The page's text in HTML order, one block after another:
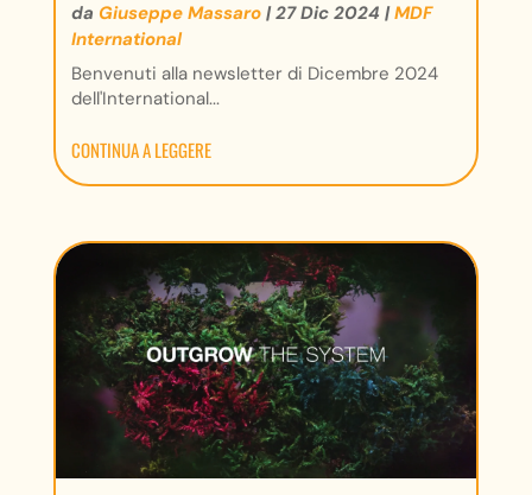
da Giuseppe Massaro|27 Dic 2024 |MDF
International
Benvenuti alla newsletter di Dicembre 2024
dell'International...
CONTINUA A LEGGERE